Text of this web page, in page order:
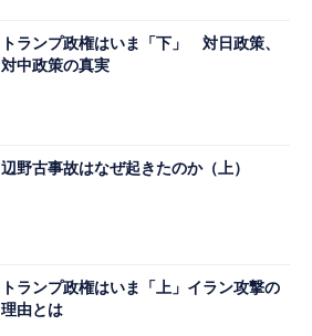
トランプ政権はいま「下」 対日政策、
対中政策の真実
辺野古事故はなぜ起きたのか（上）
トランプ政権はいま「上」イラン攻撃の
理由とは